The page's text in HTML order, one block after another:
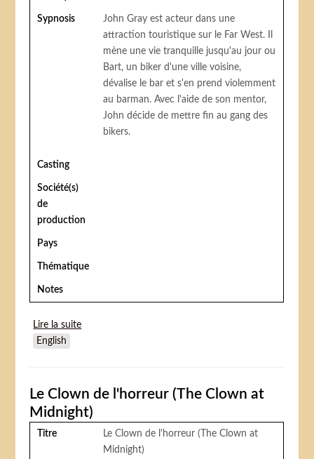
Sypnosis
John Gray est acteur dans une
attraction touristique sur le Far West. Il
mène une vie tranquille jusqu'au jour ou
Bart, un biker d'une ville voisine,
dévalise le bar et s'en prend violemment
au barman. Avec l'aide de son mentor,
John décide de mettre fin au gang des
bikers.
Casting
Société(s)
de
production
Pays
Thématique
Notes
Lire la suite
English
Le Clown de l'horreur (The Clown at
Midnight)
Titre
Le Clown de l'horreur (The Clown at
Midnight)